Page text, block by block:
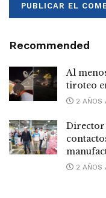
Recommended
Al
tiroteo
2 AÑOS
Director
2 AÑOS